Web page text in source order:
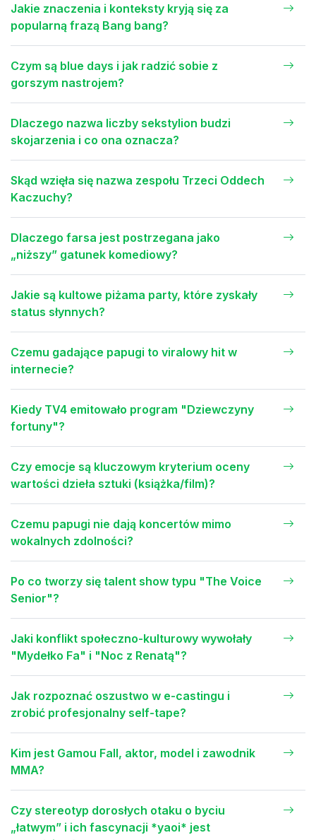
Jakie znaczenia i konteksty kryją się za
popularną frazą Bang bang?
Czym są blue days i jak radzić sobie z
gorszym nastrojem?
Dlaczego nazwa liczby sekstylion budzi
skojarzenia i co ona oznacza?
Skąd wzięła się nazwa zespołu Trzeci Oddech
Kaczuchy?
Dlaczego farsa jest postrzegana jako
„niższy” gatunek komediowy?
Jakie są kultowe piżama party, które zyskały
status słynnych?
Czemu gadające papugi to viralowy hit w
internecie?
Kiedy TV4 emitowało program "Dziewczyny
fortuny"?
Czy emocje są kluczowym kryterium oceny
wartości dzieła sztuki (książka/film)?
Czemu papugi nie dają koncertów mimo
wokalnych zdolności?
Po co tworzy się talent show typu "The Voice
Senior"?
Jaki konflikt społeczno-kulturowy wywołały
"Mydełko Fa" i "Noc z Renatą"?
Jak rozpoznać oszustwo w e-castingu i
zrobić profesjonalny self-tape?
Kim jest Gamou Fall, aktor, model i zawodnik
MMA?
Czy stereotyp dorosłych otaku o byciu
„łatwym” i ich fascynacji *yaoi* jest